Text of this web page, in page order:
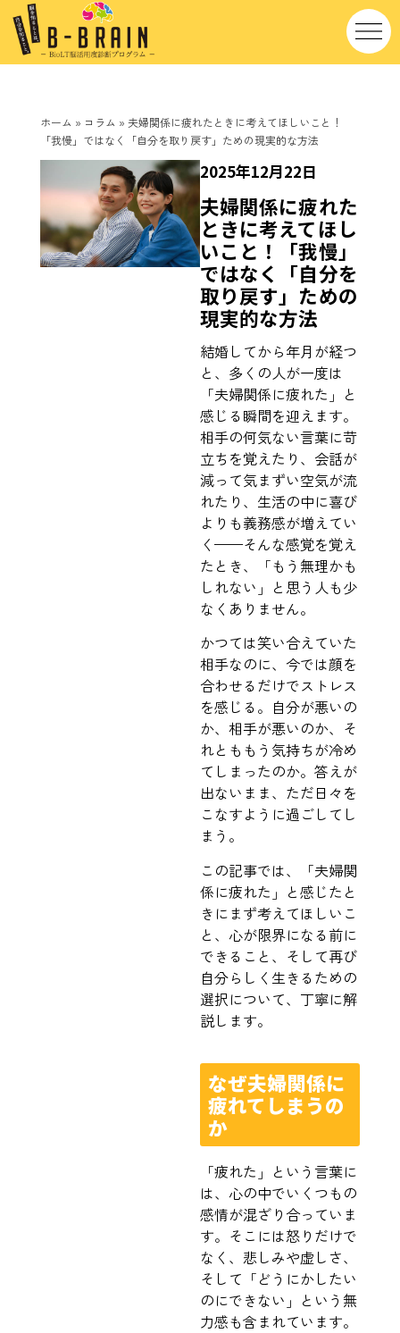
ホーム » コラム » 夫婦関係に疲れたときに考えてほしいこと！
「我慢」ではなく「自分を取り戻す」ための現実的な方法
2025年12月22日
夫婦関係に疲れた
ときに考えてほし
いこと！「我慢」
ではなく「自分を
取り戻す」ための
現実的な方法
結婚してから年月が経つ
と、多くの人が一度は
「夫婦関係に疲れた」と
感じる瞬間を迎えます。
相手の何気ない言葉に苛
立ちを覚えたり、会話が
減って気まずい空気が流
れたり、生活の中に喜び
よりも義務感が増えてい
く——そんな感覚を覚え
たとき、「もう無理かも
しれない」と思う人も少
なくありません。
かつては笑い合えていた
相手なのに、今では顔を
合わせるだけでストレス
を感じる。自分が悪いの
か、相手が悪いのか、そ
れとももう気持ちが冷め
てしまったのか。答えが
出ないまま、ただ日々を
こなすように過ごしてし
まう。
この記事では、「夫婦関
係に疲れた」と感じたと
きにまず考えてほしいこ
と、心が限界になる前に
できること、そして再び
自分らしく生きるための
選択について、丁寧に解
説します。
なぜ夫婦関係に
疲れてしまうの
か
「疲れた」という言葉に
は、心の中でいくつもの
感情が混ざり合っていま
す。そこには怒りだけで
なく、悲しみや虚しさ、
そして「どうにかしたい
のにできない」という無
力感も含まれています。